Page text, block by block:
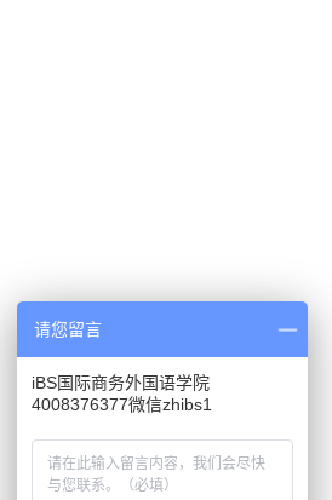
请您留言
iBS国际商务外国语学院
4008376377微信zhibs1